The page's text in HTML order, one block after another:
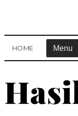
HOME